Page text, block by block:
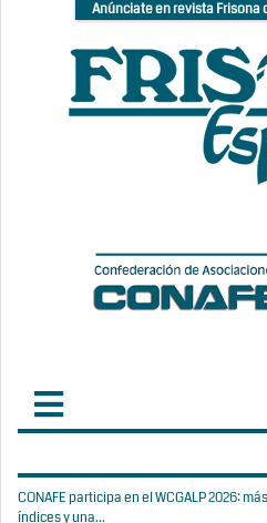
Anúnciate en revista Frisona
CONAFE participa en el WCGALP 2026:
índices y una...